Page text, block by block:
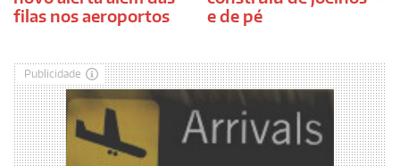
filas nos aeroportos
e de pé
Publicidade